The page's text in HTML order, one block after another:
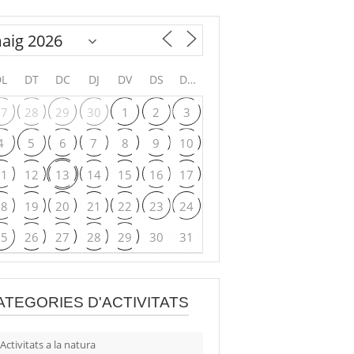
DT DC DJ DV DS DG
28 29 30 1 2
3
5 6 7 8 9
10
12 13 14 15 16
17
19 20 21 22 23
24
26 27 28 29 30 31
D'ACTIVITATS
Activitats a la natura